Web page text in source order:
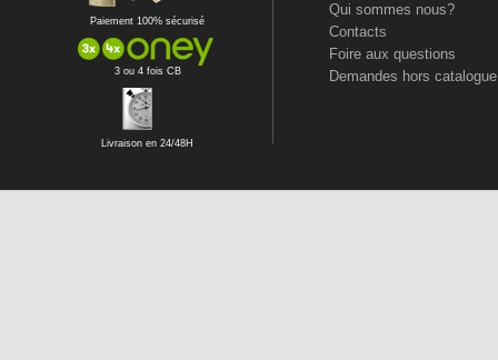
Paiement 100% sécurisé
3 ou 4 fois CB
Livraison en 24/48H
Qui sommes nous?
Contacts
Foire aux questions
Demandes hors catalogue